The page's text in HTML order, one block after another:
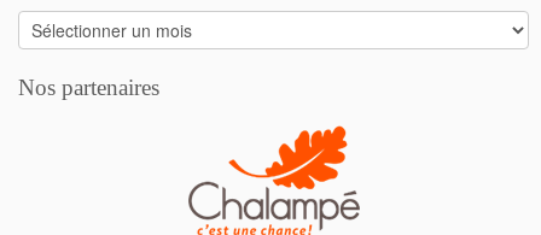
Archives
Nos partenaires